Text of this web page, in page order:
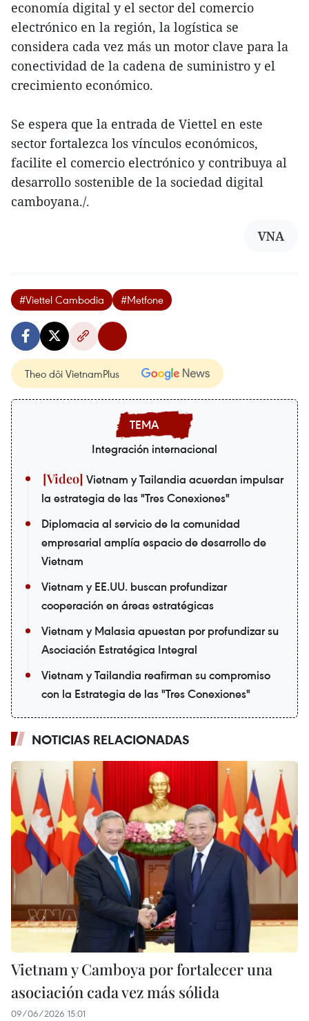
economía digital y el sector del comercio
electrónico en la región, la logística se
considera cada vez más un motor clave para la
conectividad de la cadena de suministro y el
crecimiento económico.
Se espera que la entrada de Viettel en este
sector fortalezca los vínculos económicos,
facilite el comercio electrónico y contribuya al
desarrollo sostenible de la sociedad digital
camboyana./.
VNA
#Viettel Cambodia #Metfone
Theo dõi VietnamPlus
Integración internacional
Vietnam y Tailandia acuerdan impulsar
la estrategia de las "Tres Conexiones"
Diplomacia al servicio de la comunidad
empresarial amplía espacio de desarrollo de
Vietnam
Vietnam y EE.UU. buscan profundizar
cooperación en áreas estratégicas
Vietnam y Malasia apuestan por profundizar su
Asociación Estratégica Integral
Vietnam y Tailandia reafirman su compromiso
con la Estrategia de las "Tres Conexiones"
NOTICIAS RELACIONADAS
Vietnam y Camboya por fortalecer una
asociación cada vez más sólida
09/06/2026 15:01